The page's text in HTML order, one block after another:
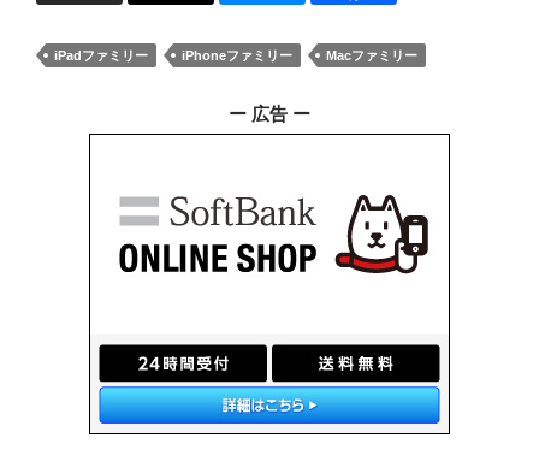
iPadファミリー iPhoneファミリー Macファミリー
ー 広告 ー